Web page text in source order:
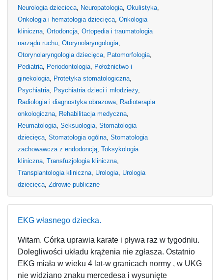
Neurologia dziecięca, Neuropatologia, Okulistyka,
Onkologia i hematologia dziecięca, Onkologia
kliniczna, Ortodoncja, Ortopedia i traumatologia
narządu ruchu, Otorynolaryngologia,
Otorynolaryngologia dziecięca, Patomorfologia,
Pediatria, Periodontologia, Położnictwo i
ginekologia, Protetyka stomatologiczna,
Psychiatria, Psychiatria dzieci i młodzieży,
Radiologia i diagnostyka obrazowa, Radioterapia
onkologiczna, Rehabilitacja medyczna,
Reumatologia, Seksuologia, Stomatologia
dziecięca, Stomatologia ogólna, Stomatologia
zachowawcza z endodoncją, Toksykologia
kliniczna, Transfuzjologia kliniczna,
Transplantologia kliniczna, Urologia, Urologia
dziecięca, Zdrowie publiczne
EKG własnego dziecka.
Witam. Córka uprawia karate i pływa raz w tygodniu.
Dolegliwości układu krążenia nie zgłasza. Ostatnio
EKG miała w wieku 4 lat-w granicach normy , w UKG
nie widziano znaku mercedesa i wysunięte